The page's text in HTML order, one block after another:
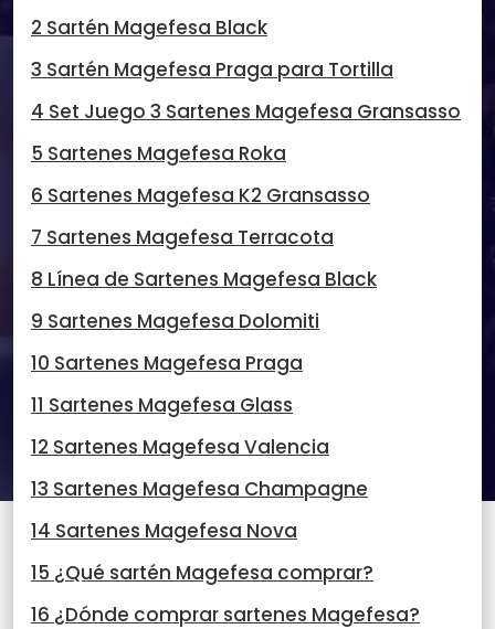
2 Sartén Magefesa Black
3 Sartén Magefesa Praga para Tortilla
4 Set Juego 3 Sartenes Magefesa Gransasso
5 Sartenes Magefesa Roka
6 Sartenes Magefesa K2 Gransasso
7 Sartenes Magefesa Terracota
8 Línea de Sartenes Magefesa Black
9 Sartenes Magefesa Dolomiti
10 Sartenes Magefesa Praga
11 Sartenes Magefesa Glass
12 Sartenes Magefesa Valencia
13 Sartenes Magefesa Champagne
14 Sartenes Magefesa Nova
15 ¿Qué sartén Magefesa comprar?
16 ¿Dónde comprar sartenes Magefesa?